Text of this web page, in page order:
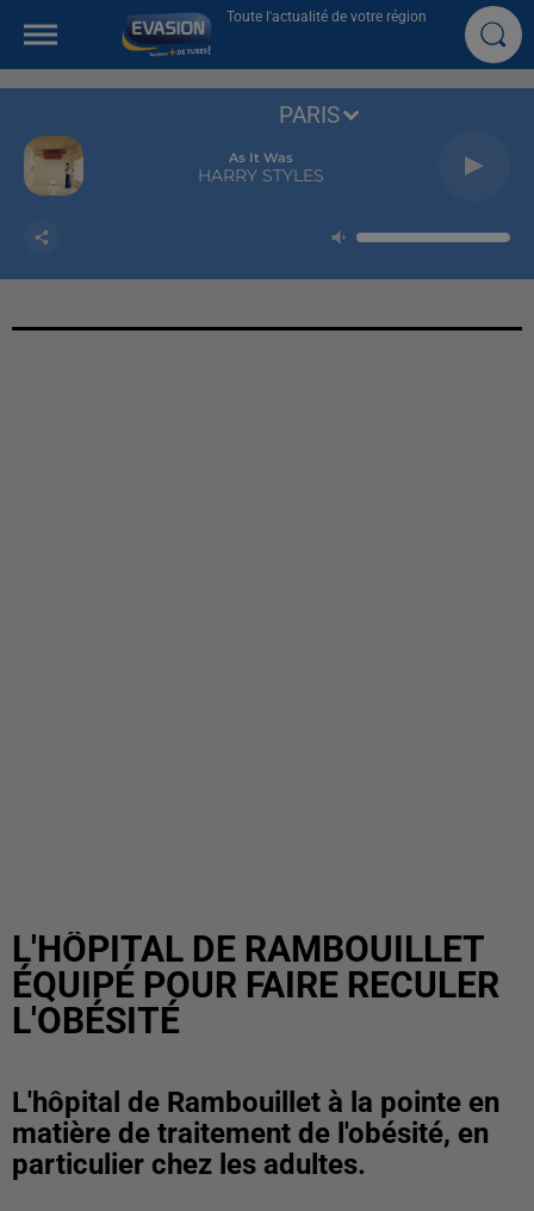
Toute l'actualité de votre région
As It Was
HARRY STYLES
PARIS
L'HÔPITAL DE RAMBOUILLET
ÉQUIPÉ POUR FAIRE RECULER
L'OBÉSITÉ
L'hôpital de Rambouillet à la pointe en
matière de traitement de l'obésité, en
particulier chez les adultes.